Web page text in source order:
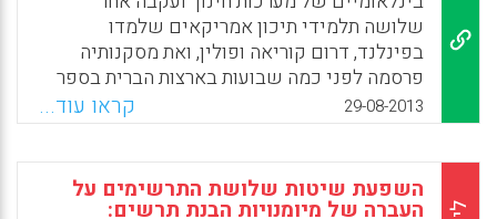
WhatsApp
Facebook
Email
X
שלושה תלמידי תיכון אמריקאים שלמדו
בפינלנד, דרום קוריאה ופולין, ואת מסקנותיה
פרסמה לפני כמה שבועות בארצות הברית בספר
"The Smartest Kids in the World and How
They Got That Way", ובתרגום חופשי: "הילדים
החכמים בעולם ואיך הם נעשו כאלה". הדרך
לשיפור ההישגים היא מערכת חינוך תובענית,
ושינוי במעמד המורים. "שינוי מעמד המורים" הוא
29-08-2013 קראו עוד...
השפעת שיטות שלושת התרשימים על
העברה של מיומנויות הבנת תרשים: